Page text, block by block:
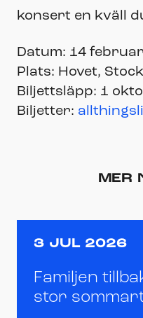
konsert en kväll
Datum: 14
Plats: Hovet,
Biljettsläpp: 1
Biljetter:
MER
3 JUL 2026
Familjen
stor